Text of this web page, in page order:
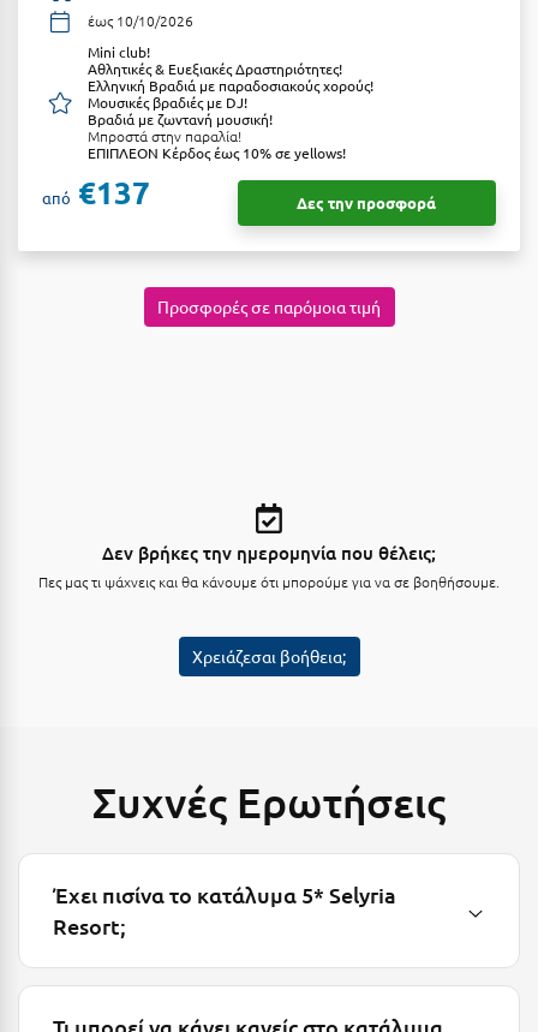
Κυπαρισσία
Κως
Λίμνη Πλαστήρα
Μάνη
Μαραθώνας Αττικής
Μαρώνεια
έως 10/10/2026
Μini club!
Αθλητικές & Ευεξιακές Δραστηριότητες!
Ελληνική Βραδιά με παραδοσιακούς χορούς!
Μουσικές βραδιές με DJ!
Βραδιά με ζωντανή μουσική!
Μπροστά στην παραλία!
ΕΠΙΠΛΕΟΝ Κέρδος έως 10% σε yellows!
από €137 Δες την προσφορά
Προσφορές σε παρόμοια τιμή
Δεν βρήκες την ημερομηνία που θέλεις;
Πες μας τι ψάχνεις και θα κάνουμε ότι μπορούμε για να σε βοηθήσουμε.
Χρειάζεσαι βοήθεια;
Συχνές Ερωτήσεις
Έχει πισίνα το κατάλυμα 5* Selyria
Resort;